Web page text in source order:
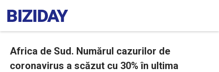
Africa de Sud. Numărul cazurilor de
coronavirus a scăzut cu 30% în ultima